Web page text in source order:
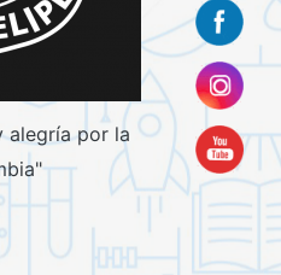
alegría por la